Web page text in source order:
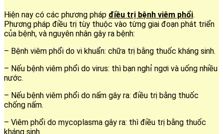
Hiện nay có các phương pháp điều trị bệnh viêm phổi.
Phương pháp điều trị tùy thuộc vào từng giai đoạn phát triển
của bệnh, và nguyên nhân gây ra bệnh:
– Bệnh viêm phổi do vi khuẩn: chữa trị bằng thuốc kháng sinh.
– Nếu bệnh viêm phổi do virus: thì bạn nghỉ ngơi và uống nhiều
nước.
– Nếu bệnh viêm phổi do nấm gây ra: điều trị bằng thuốc
chống nấm.
– Viêm phổi do mycoplasma gây ra: thì điều trị bằng thuốc
kháng sinh.